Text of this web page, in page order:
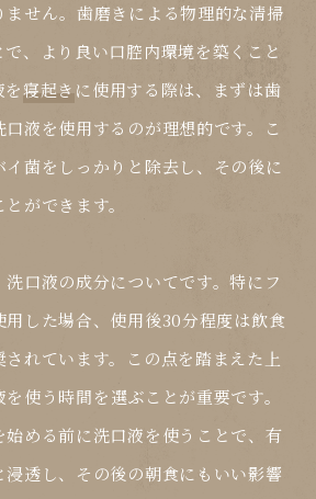
ません。歯磨きによる物理的な清掃
、より良い口腔内環境を築くこと
寝起き に使用する際は、まずは歯
液を使用するのが理想的です。こ
菌をしっかりと除去し、その後に
ができます。
口液の成分についてです。特にフ
用した場合、使用後30分程度は飲食
れています。この点を踏まえた上
を使う時間を選ぶことが重要です。
める前に洗口液を使うことで、有
透し、その後の朝食にもいい影響